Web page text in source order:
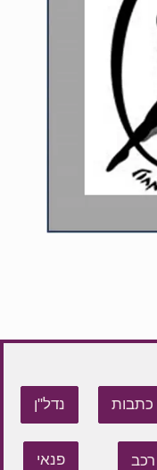
כתבות נדל"ן
רכב פנאי